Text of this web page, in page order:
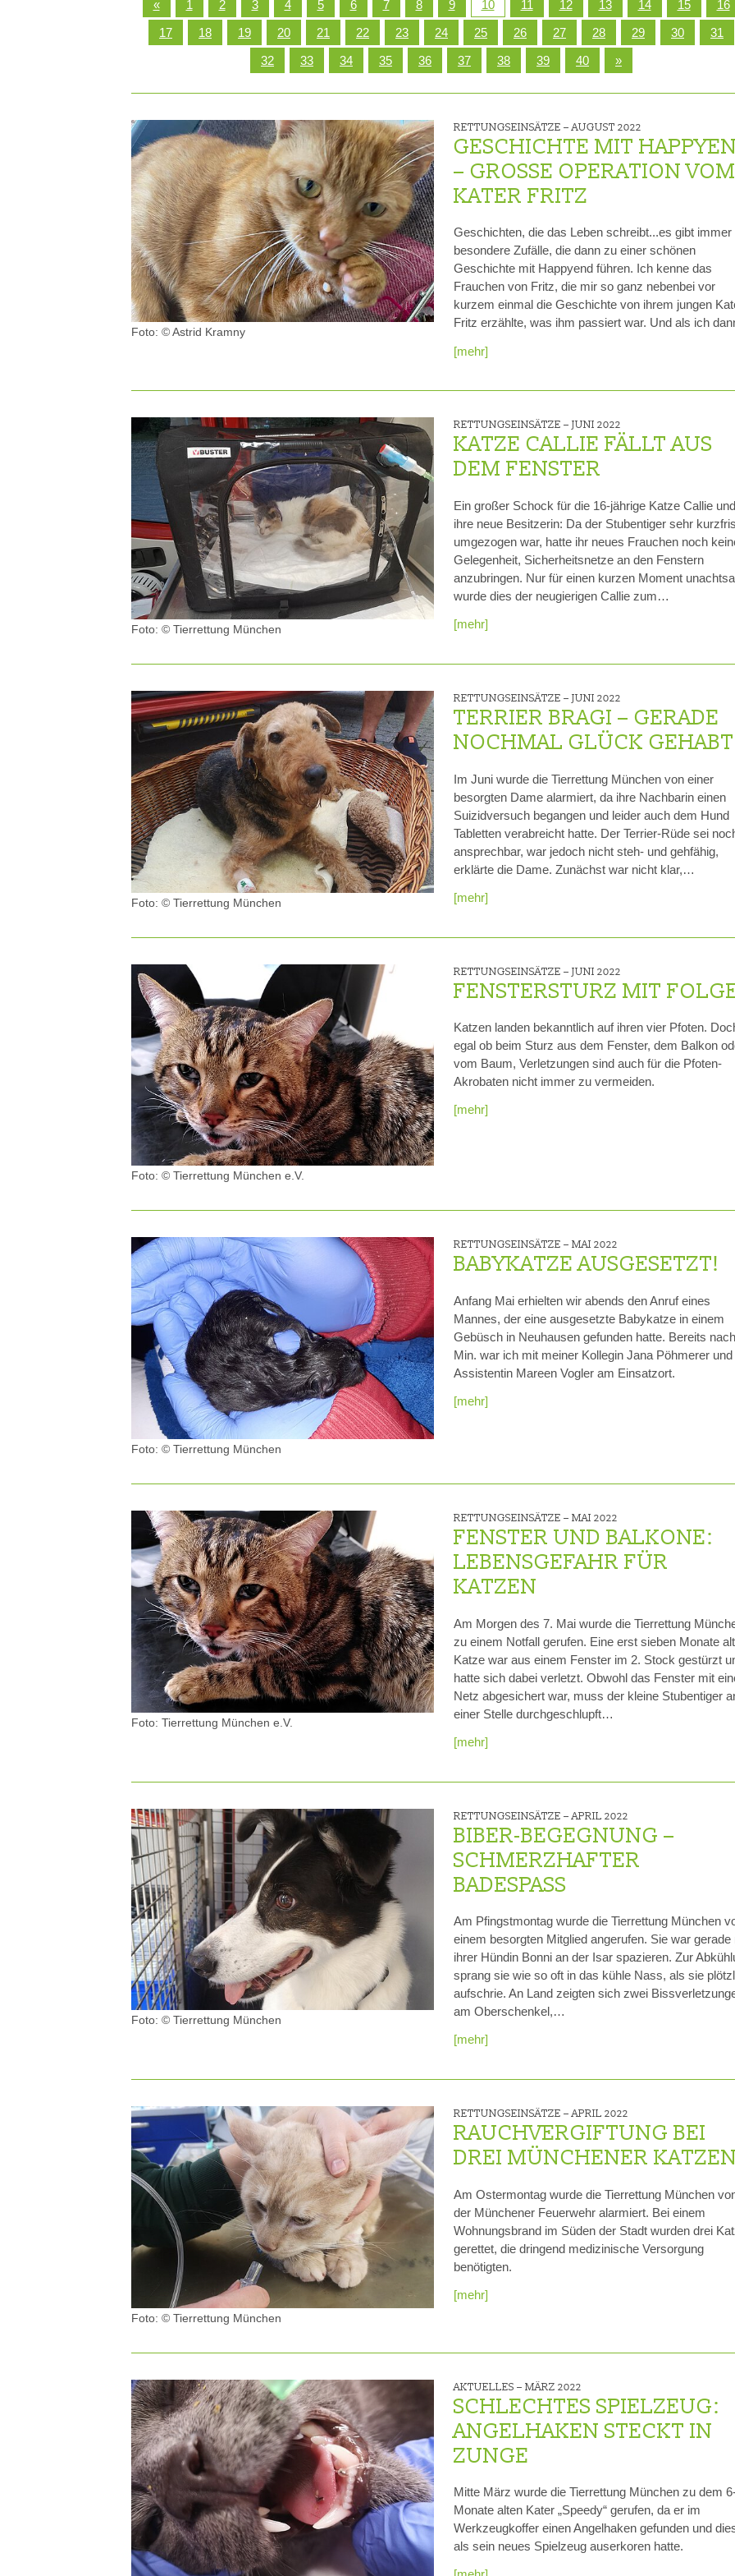
DEN TIERARZT INFORMIEREN
LEBENSZEICHEN PRÜFEN
ATEM- UND HERZSTILLSTAND
INSEKTENSTICHE
BEIM VERSCHLUCKEN
BEI KRAMPFANFÄLLEN
HITZSCHLAG
RATGEBER WILDTIERE 20 JAHRE TIERRETTUNG
FAQ
FAHRZEUGFLOTTE
ENTSTEHUNGSGESCHICHTE
EINBLICKE IN UNSERE ARBEIT
SATZUNG
GÄSTEBUCH
DATENSCHUTZ
MITGLIEDSCHAFT
« 1 2 3 4 5 6 7 8 9 10 11 12 13 14 15
16
17
18 19 20 21 22 23 24 25 26 27 28 29 30
31
32
33 34 35 36 37 38 39 40 »
Foto: © Astrid Kramny
RETTUNGSEINSÄTZE – AUGUST 2022
GESCHICHTE MIT
– GROSSE OPERATION VOM K
ATER FRITZ
Geschichten, die das Leben schreibt...es gibt immer
besondere Zufälle, die dann zu einer schönen
Geschichte mit Happyend führen. Ich kenne das
Frauchen von Fritz, die mir so ganz nebenbei vor
kurzem einmal die Geschichte von ihrem jungen
Fritz erzählte, was ihm passiert war. Und als ich
[mehr]
Foto: © Tierrettung München
RETTUNGSEINSÄTZE – JUNI 2022
KATZE CALLIE FÄLLT AUS
DEM FENSTER
Ein großer Schock für die 16-jährige Katze Callie und
ihre neue Besitzerin: Da der Stubentiger sehr
umgezogen war, hatte ihr neues Frauchen noch
Gelegenheit, Sicherheitsnetze an den Fenstern
anzubringen. Nur für einen kurzen Moment
wurde dies der neugierigen Callie zum…
[mehr]
Foto: © Tierrettung München
RETTUNGSEINSÄTZE – JUNI 2022
TERRIER BRAGI – GERADE
NOCHMAL GLÜCK GEHABT
Im Juni wurde die Tierrettung München von einer
besorgten Dame alarmiert, da ihre Nachbarin einen
Suizidversuch begangen und leider auch dem Hund
Tabletten verabreicht hatte. Der Terrier-Rüde sei
ansprechbar, war jedoch nicht steh- und gehfähig,
erklärte die Dame. Zunächst war nicht klar,…
[mehr]
Foto: © Tierrettung München e.V.
RETTUNGSEINSÄTZE – JUNI 2022
FENSTERSTURZ MIT
Katzen landen bekanntlich auf ihren vier Pfoten.
egal ob beim Sturz aus dem Fenster, dem Balkon
vom Baum, Verletzungen sind auch für die Pfoten-
Akrobaten nicht immer zu vermeiden.
[mehr]
Foto: © Tierrettung München
RETTUNGSEINSÄTZE – MAI 2022
BABYKATZE AUSGESETZT!
Anfang Mai erhielten wir abends den Anruf eines
Mannes, der eine ausgesetzte Babykatze in einem
Gebüsch in Neuhausen gefunden hatte. Bereits
Min. war ich mit meiner Kollegin Jana Pöhmerer und
Assistentin Mareen Vogler am Einsatzort.
[mehr]
Foto: Tierrettung München e.V.
RETTUNGSEINSÄTZE – MAI 2022
FENSTER UND BALKONE:
LEBENSGEFAHR FÜR
KATZEN
Am Morgen des 7. Mai wurde die Tierrettung
zu einem Notfall gerufen. Eine erst sieben Monate
Katze war aus einem Fenster im 2. Stock gestürzt
hatte sich dabei verletzt. Obwohl das Fenster mit
Netz abgesichert war, muss der kleine Stubentiger
einer Stelle durchgeschlupft…
[mehr]
Foto: © Tierrettung München
RETTUNGSEINSÄTZE – APRIL 2022
BIBER-BEGEGNUNG –
SCHMERZHAFTER
BADESPASS
Am Pfingstmontag wurde die Tierrettung München
einem besorgten Mitglied angerufen. Sie war gerade
ihrer Hündin Bonni an der Isar spazieren. Zur
sprang sie wie so oft in das kühle Nass, als sie
aufschrie. An Land zeigten sich zwei
am Oberschenkel,…
[mehr]
Foto: © Tierrettung München
RETTUNGSEINSÄTZE – APRIL 2022
RAUCHVERGIFTUNG BEI
DREI MÜNCHENER KATZEN
Am Ostermontag wurde die Tierrettung München
der Münchener Feuerwehr alarmiert. Bei einem
Wohnungsbrand im Süden der Stadt wurden drei
gerettet, die dringend medizinische Versorgung
benötigten.
[mehr]
AKTUELLES – MÄRZ 2022
SCHLECHTES SPIELZEUG:
ANGELHAKEN STECKT IN
ZUNGE
Mitte März wurde die Tierrettung München zu dem
Monate alten Kater „Speedy“ gerufen, da er im
Werkzeugkoffer einen Angelhaken gefunden und
als sein neues Spielzeug auserkoren hatte.